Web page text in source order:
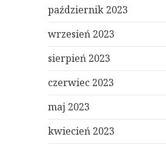
październik 2023
wrzesień 2023
sierpień 2023
czerwiec 2023
maj 2023
kwiecień 2023